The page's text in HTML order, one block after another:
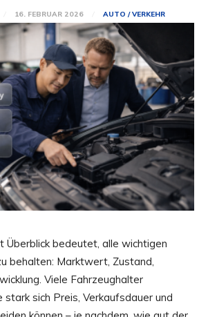
16. FEBRUAR 2026 AUTO / VERKEHR
Überblick bedeutet, alle wichtigen
behalten: Marktwert, Zustand,
Viele Fahrzeughalter
sich Preis, Verkaufsdauer und